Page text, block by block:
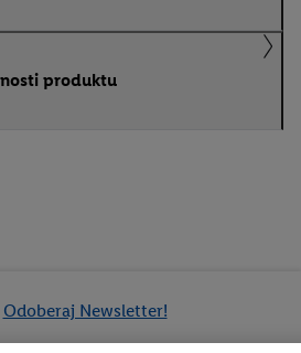
produktu
Odoberaj Newsletter!